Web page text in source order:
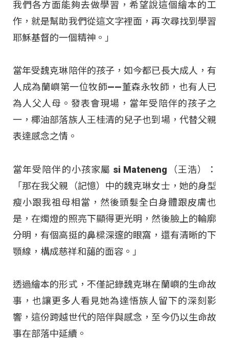
我們各方面能夠去做學習，希望說這個繪本的工
作，就是幫助我們從這文字裡面，再次尋找到學習
耶穌基督的一個精神。」
當年受魏克琳陪伴的孩子，如今都已長大成人，有
人成為蘭嶼第一位牧師——董森永牧師，也有人已
為人父人母。發表會現場，當年受陪伴的孩子之
一，椰油部落族人王桂清的兒子也到場，代替父親
表達感念之情。
當年受陪伴的小孩家屬 si Mateneng（王浩）：
「那在我父親（記憶）中的魏克琳女士，她的身型
瘦小跟我祖母相當，然後頭髮全白身體跟皮膚也
是，在燭燈的照亮下顯得更光明，然後臉上的輪廓
分明，有個高挺的鼻樑深邃的眼窩，還有清晰的下
顎線，構成慈祥和藹的面容。」
透過繪本的形式，不僅記錄魏克琳在蘭嶼的生命故
事，也讓更多人看見她為達悟族人留下的深刻影
響，這份跨越世代的陪伴與感念，至今仍以生命故
事在部落中延續。